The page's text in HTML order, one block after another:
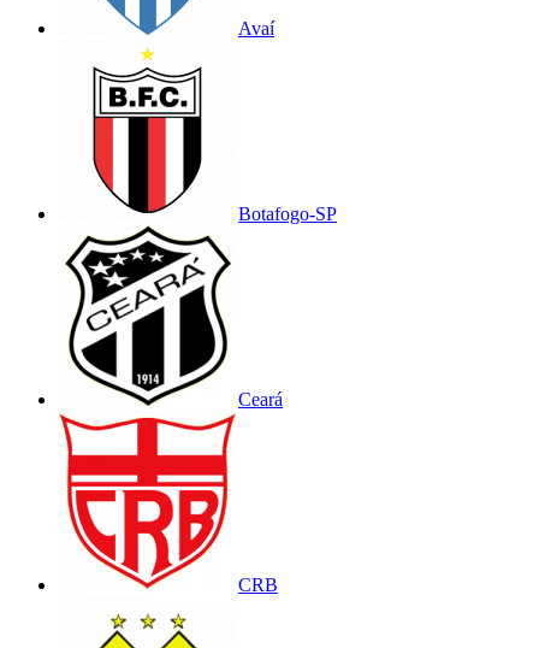
Avaí
Botafogo-SP
Ceará
CRB